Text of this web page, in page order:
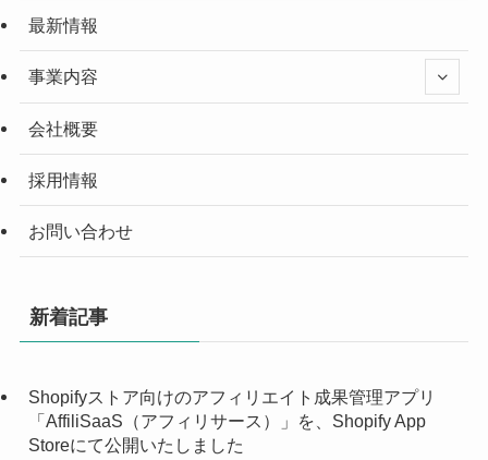
最新情報
事業内容
会社概要
採用情報
お問い合わせ
新着記事
Shopifyストア向けのアフィリエイト成果管理アプリ
「AffiliSaaS（アフィリサース）」を、Shopify App
Storeにて公開いたしました